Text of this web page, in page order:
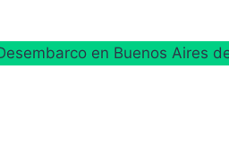
en Buenos Aires